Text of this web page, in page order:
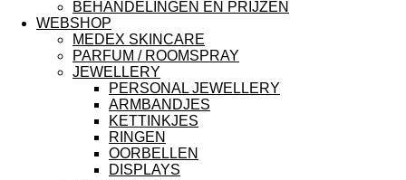
BEHANDELINGEN EN PRIJZEN
WEBSHOP
MEDEX SKINCARE
PARFUM / ROOMSPRAY
JEWELLERY
PERSONAL JEWELLERY
ARMBANDJES
KETTINKJES
RINGEN
OORBELLEN
DISPLAYS